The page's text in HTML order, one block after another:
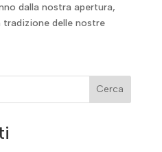
dalla nostra apertura,
delle nostre
Cerca